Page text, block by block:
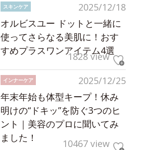
2025/12/18
スキンケア
オルビスユー ドットと一緒に
使ってさらなる美肌に！おす
すめプラスワンアイテム4選
1828 view
2025/12/25
インナーケア
年末年始も体型キープ！休み
明けの“ドキッ”を防ぐ3つのヒ
ント｜美容のプロに聞いてみ
ました！
10467 view